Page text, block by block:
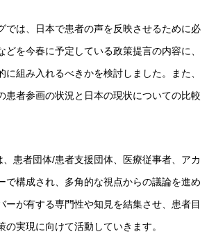
では、日本で患者の声を反映させるために必
どを今春に予定している政策提言の内容に、
に組み入れるべきかを検討しました。また、
患者参画の状況と日本の現状についての比較
患者団体/患者支援団体、医療従事者、アカ
で構成され、多角的な視点からの議論を進め
ーが有する専門性や知見を結集させ、患者目
の実現に向けて活動していきます。